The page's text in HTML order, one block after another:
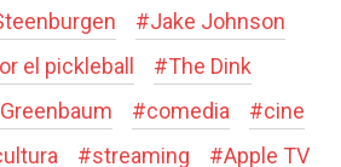
#Jake Johnson
el pickleball #The Dink
#comedia #cine
#streaming #Apple TV